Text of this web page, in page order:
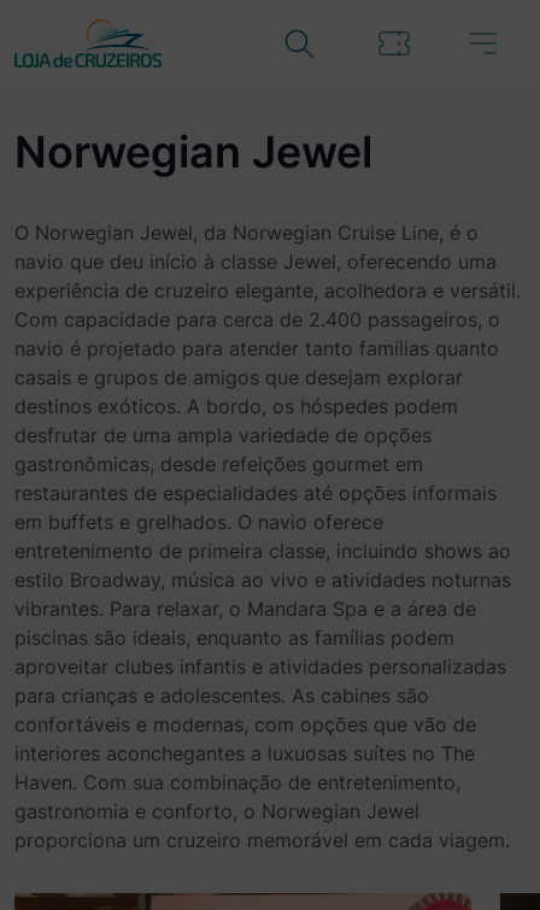
Norwegian Jewel
O Norwegian Jewel, da Norwegian Cruise Line, é o
navio que deu início à classe Jewel, oferecendo uma
experiência de cruzeiro elegante, acolhedora e versátil.
Com capacidade para cerca de 2.400 passageiros, o
navio é projetado para atender tanto famílias quanto
casais e grupos de amigos que desejam explorar
destinos exóticos. A bordo, os hóspedes podem
desfrutar de uma ampla variedade de opções
gastronômicas, desde refeições gourmet em
restaurantes de especialidades até opções informais
em buffets e grelhados. O navio oferece
entretenimento de primeira classe, incluindo shows ao
estilo Broadway, música ao vivo e atividades noturnas
vibrantes. Para relaxar, o Mandara Spa e a área de
piscinas são ideais, enquanto as famílias podem
aproveitar clubes infantis e atividades personalizadas
para crianças e adolescentes. As cabines são
confortáveis e modernas, com opções que vão de
interiores aconchegantes a luxuosas suítes no The
Haven. Com sua combinação de entretenimento,
gastronomia e conforto, o Norwegian Jewel
proporciona um cruzeiro memorável em cada viagem.